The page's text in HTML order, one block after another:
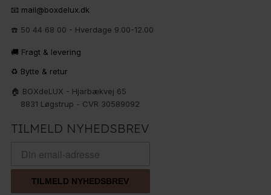
📧 mail@boxdelux.dk
☎️ 50 44 68 00 - Hverdage 9.00-12.00
🚚 Fragt & levering
♻️ Bytte & retur
🏠 BOXdeLUX - Hjarbækvej 65
8831 Løgstrup - CVR 30589092
TILMELD NYHEDSBREV
TILMELD NYHEDSBREV